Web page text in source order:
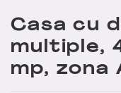
Casa cu
multiple,
mp, zona